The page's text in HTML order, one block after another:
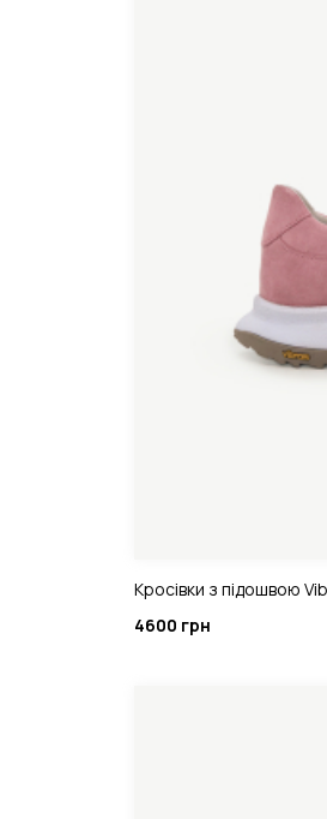
Кросівки з підошвою
4600 грн